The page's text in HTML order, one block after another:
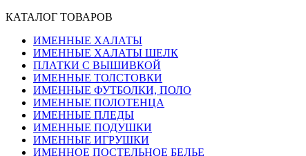
КАТАЛОГ ТОВАРОВ
ИМЕННЫЕ ХАЛАТЫ
ИМЕННЫЕ ХАЛАТЫ ШЕЛК
ПЛАТКИ С ВЫШИВКОЙ
ИМЕННЫЕ ТОЛСТОВКИ
ИМЕННЫЕ ФУТБОЛКИ, ПОЛО
ИМЕННЫЕ ПОЛОТЕНЦА
ИМЕННЫЕ ПЛЕДЫ
ИМЕННЫЕ ПОДУШКИ
ИМЕННЫЕ ИГРУШКИ
ИМЕННОЕ ПОСТЕЛЬНОЕ БЕЛЬЕ